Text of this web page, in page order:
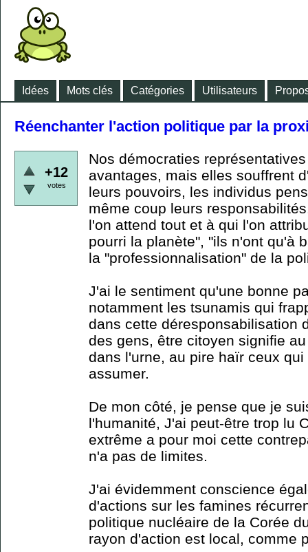
Idées Mots clés Catégories Utilisateurs
Réenchanter l'action politique par la
+12
votes
Nos démocraties
avantages, mais elles souffrent
leurs pouvoirs, les individus
même coup leurs
l'on attend tout et à qui l'on
pourri la planète", "ils n'ont qu'à
la "professionnalisation" de la
J'ai le sentiment qu'une bonne
notamment les tsunamis qui
dans cette déresponsabilisation
des gens, être citoyen signifie
dans l'urne, au pire haïr ceux
assumer.
De mon côté, je pense que je
l'humanité, J'ai peut-être trop lu
extrême a pour moi cette
n'a pas de limites.
J'ai évidemment conscience
d'actions sur les famines
politique nucléaire de la Corée
rayon d'action est local, comme